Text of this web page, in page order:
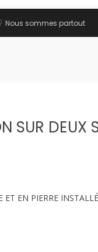
Nous sommes partout
SUR DEUX
EN PIERRE